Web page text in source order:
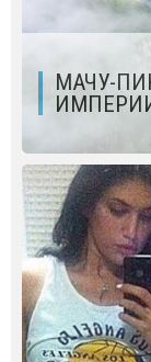
МАЧУ-